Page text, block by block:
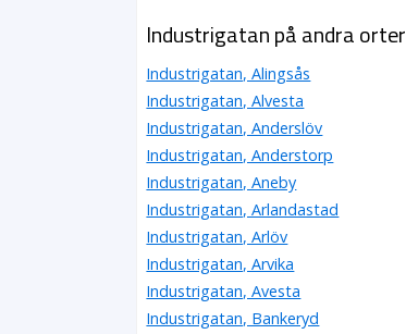
Industrigatan på andra orter
Industrigatan, Alingsås
Industrigatan, Alvesta
Industrigatan, Anderslöv
Industrigatan, Anderstorp
Industrigatan, Aneby
Industrigatan, Arlandastad
Industrigatan, Arlöv
Industrigatan, Arvika
Industrigatan, Avesta
Industrigatan, Bankeryd